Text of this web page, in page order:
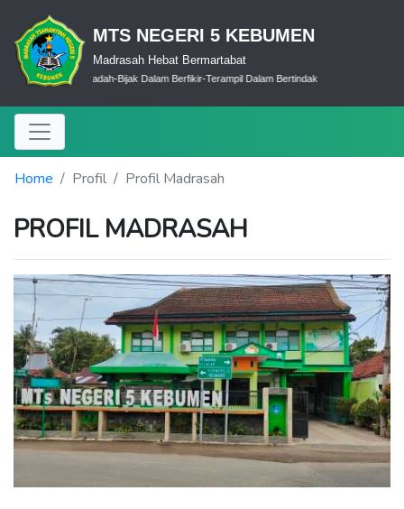
MTS NEGERI 5 KEBUMEN
Madrasah Hebat Bermartabat
Cerdas Dalam Ibadah-Bijak Dalam Berfikir-Terampil Dalam Bertindak
Home Profil Profil Madrasah
PROFIL MADRASAH